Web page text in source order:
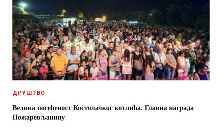
ДРУШТВО
Велика посећеност Костолачког котлића. Главна награда
Пожаревљанину